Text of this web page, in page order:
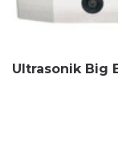
Ultrasonik Big